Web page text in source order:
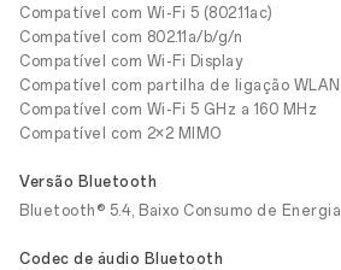
Compatível com Wi-Fi 5 (802.11ac)
Compatível com 802.11a/b/g/n
Compatível com Wi-Fi Display
Compatível com partilha de ligação WLAN
Compatível com Wi-Fi 5 GHz a 160 MHz
Compatível com 2×2 MIMO
Versão Bluetooth
Bluetooth® 5.4, Baixo Consumo de Energia
Codec de áudio Bluetooth